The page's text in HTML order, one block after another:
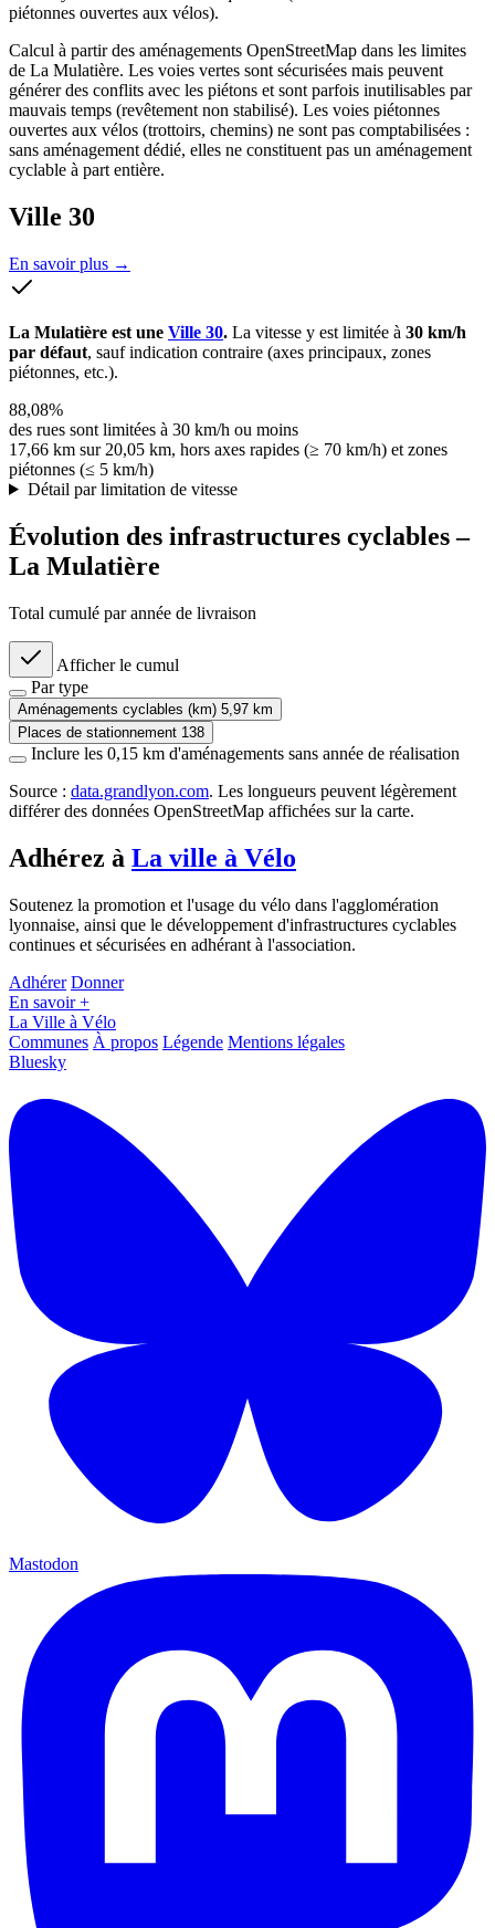
piétonnes ouvertes aux vélos).
Calcul à partir des aménagements OpenStreetMap dans les limites
de La Mulatière. Les voies vertes sont sécurisées mais peuvent
générer des conflits avec les piétons et sont parfois inutilisables par
mauvais temps (revêtement non stabilisé). Les voies piétonnes
ouvertes aux vélos (trottoirs, chemins) ne sont pas comptabilisées :
sans aménagement dédié, elles ne constituent pas un aménagement
cyclable à part entière.
Ville 30
En savoir plus →
La Mulatière est une Ville 30. La vitesse y est limitée à 30 km/h
par défaut, sauf indication contraire (axes principaux, zones
piétonnes, etc.).
88,08%
des rues sont limitées à 30 km/h ou moins
17,66 km sur 20,05 km, hors axes rapides (≥ 70 km/h) et zones
piétonnes (≤ 5 km/h)
Détail par limitation de vitesse
Évolution des infrastructures cyclables –
La Mulatière
Total cumulé par année de livraison
Afficher le cumul
Par type
Aménagements cyclables (km) 5,97 km
Places de stationnement 138
Inclure les 0,15 km d'aménagements sans année de réalisation
Source : data.grandlyon.com. Les longueurs peuvent légèrement
différer des données OpenStreetMap affichées sur la carte.
Adhérez à La ville à Vélo
Soutenez la promotion et l'usage du vélo dans l'agglomération
lyonnaise, ainsi que le développement d'infrastructures cyclables
continues et sécurisées en adhérant à l'association.
Adhérer Donner
En savoir +
La Ville à Vélo
Communes À propos Légende Mentions légales
Bluesky
Mastodon